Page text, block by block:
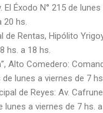
El Éxodo N° 215 de
20 hs.
de Rentas, Hipólito
hs. a 18 hs.
Alto Comedero:
lunes a viernes de 7
de Reyes: Av.
lunes a viernes de 7 hs.